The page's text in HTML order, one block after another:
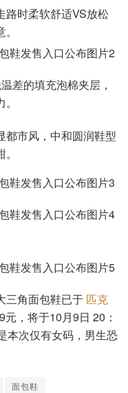
路时柔软舒适VS放松
差的填充泡棉夹层，
都市风，中和圆润鞋型
三角面包鞋已于 匹克
，将于10月9日 20：
本次仅有女码，男生恐
面包鞋